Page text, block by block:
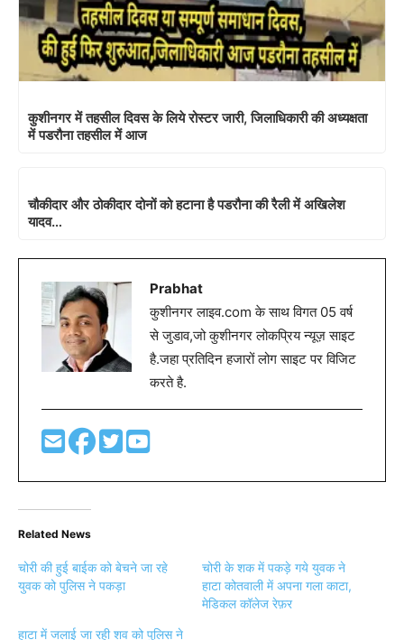
कुशीनगर में तहसील दिवस के लिये रोस्टर जारी, जिलाधिकारी की अध्यक्षता
में पडरौना तहसील में आज
चौकीदार और ठोकीदार दोनों को हटाना है पडरौना की रैली में अखिलेश
यादव…
Prabhat
कुशीनगर लाइव.com के साथ विगत 05 वर्ष
से जुडाव,जो कुशीनगर लोकप्रिय न्यूज़ साइट
है.जहा प्रतिदिन हजारों लोग साइट पर विजिट
करते है.
Related News
चोरी की हुई बाईक को बेचने जा रहे
युवक को पुलिस ने पकड़ा
चोरी के शक में पकड़े गये युवक ने
हाटा कोतवाली में अपना गला काटा,
मेडिकल कॉलेज रेफ़र
हाटा में जलाई जा रही शव को पुलिस ने